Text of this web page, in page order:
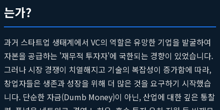
는가?
과거 스타트업 생태계에서 VC의 역할은 유망한 기업을 발굴하여
자본을 공급하는 '재무적 투자자'에 국한되는 경향이 있었습니다.
그러나 시장 경쟁이 치열해지고 기술의 복잡성이 증가함에 따라,
창업자들은 생존과 성장을 위해 더 많은 것을 요구하기 시작했습
니다. 단순한 자금(Dumb Money)이 아닌, 산업에 대한 깊은 통찰